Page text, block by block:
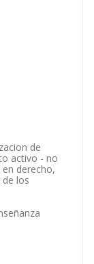
de
activo - no
derecho,
los